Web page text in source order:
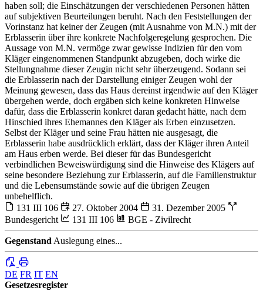
haben soll; die Einschätzungen der verschiedenen Personen hätten
auf subjektiven Beurteilungen beruht. Nach den Feststellungen der
Vorinstanz hat keiner der Zeugen (mit Ausnahme von M.N.) mit der
Erblasserin über ihre konkrete Nachfolgeregelung gesprochen. Die
Aussage von M.N. vermöge zwar gewisse Indizien für den vom
Kläger eingenommenen Standpunkt abzugeben, doch wirke die
Stellungnahme dieser Zeugin nicht sehr überzeugend. Sodann sei
die Erblasserin nach der Darstellung einiger Zeugen wohl der
Meinung gewesen, dass das Haus dereinst irgendwie auf den Kläger
übergehen werde, doch ergäben sich keine konkreten Hinweise
dafür, dass die Erblasserin konkret daran gedacht hätte, nach dem
Hinschied ihres Ehemannes den Kläger als Erben einzusetzen.
Selbst der Kläger und seine Frau hätten nie ausgesagt, die
Erblasserin habe ausdrücklich erklärt, dass der Kläger ihren Anteil
am Haus erben werde. Bei dieser für das Bundesgericht
verbindlichen Beweiswürdigung sind die Hinweise des Klägers auf
seine besondere Beziehung zur Erblasserin, auf die Familienstruktur
und die Lebensumstände sowie auf die übrigen Zeugen
unbehelflich.
131 III 106
27. Oktober 2004
31. Dezember 2005
Bundesgericht
131 III 106 BGE - Zivilrecht
Gegenstand Auslegung eines...
DE FR IT EN
Gesetzesregister